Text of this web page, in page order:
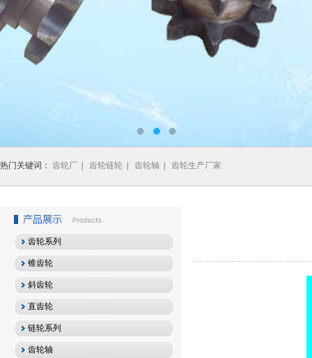
热门关键词： 齿轮厂 齿轮链轮 齿轮轴 齿轮生产厂家
齿轮系列
锥齿轮
斜齿轮
直齿轮
链轮系列
齿轮轴